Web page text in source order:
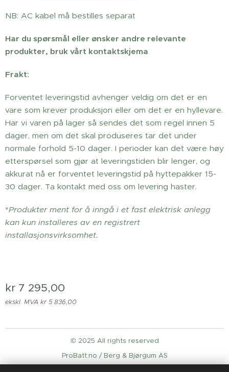
NB: AC kabel må bestilles separat
Har du spørsmål eller ønsker andre relevante
produkter, bruk vårt kontaktskjema
Frakt:
Forventet leveringstid avhenger veldig om det er en
vare som krever produksjon eller om det er en hyllevare.
Har vi varen på lager så sendes det som regel innen 5
dager, men om det skal produseres tar det under
normale forhold 5-10 dager. I perioder kan det være høy
etterspørsel som gjør at leveringstiden blir lenger, og
akkurat nå er forventet leveringstid på hyttepakker 15-
30 dager. Ta kontakt med oss om levering haster.
*Produkter ment for å inngå i et fast elektrisk anlegg
kan kun installeres av en registrert
installasjonsvirksomhet.
kr 7 295,00
ekskl. MVA kr 5 836,00
© 2025 All rights reserved
ProBatt.no / Berg & Bjørgum AS